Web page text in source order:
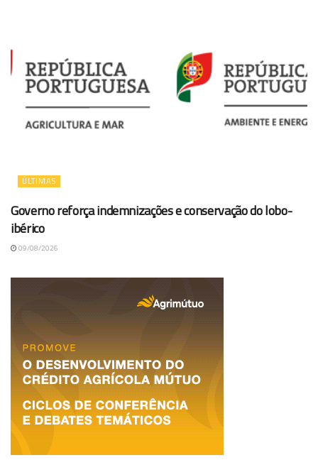
ÚLTIMAS
Governo reforça indemnizações e conservação do lobo-
ibérico
09/08/2026